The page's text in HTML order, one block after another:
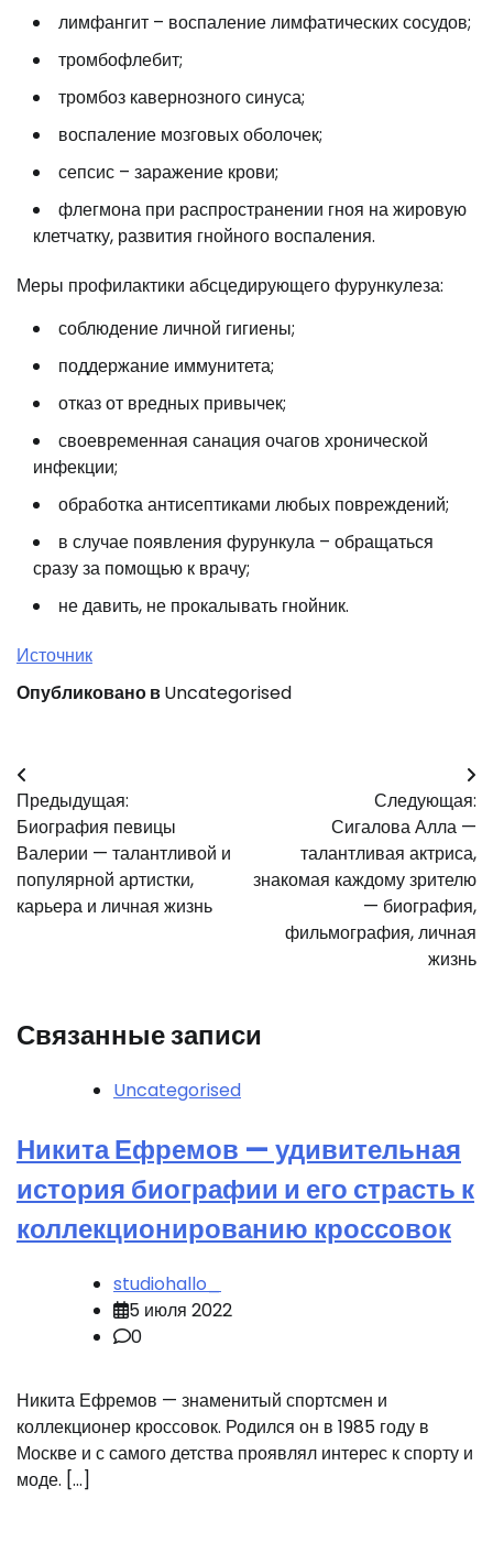
лимфангит – воспаление лимфатических сосудов;
тромбофлебит;
тромбоз кавернозного синуса;
воспаление мозговых оболочек;
сепсис – заражение крови;
флегмона при распространении гноя на жировую
клетчатку, развития гнойного воспаления.
Меры профилактики абсцедирующего фурункулеза:
соблюдение личной гигиены;
поддержание иммунитета;
отказ от вредных привычек;
своевременная санация очагов хронической
инфекции;
обработка антисептиками любых повреждений;
в случае появления фурункула – обращаться
сразу за помощью к врачу;
не давить, не прокалывать гнойник.
Источник
Опубликовано вUncategorised
Навигация
по
записям
Предыдущая:
Биография певицы
Валерии — талантливой и
популярной артистки,
карьера и личная жизнь
Следующая:
Сигалова Алла —
талантливая актриса,
знакомая каждому зрителю
— биография,
фильмография, личная
жизнь
Связанные записи
Uncategorised
Никита Ефремов — удивительная
история биографии и его страсть к
коллекционированию кроссовок
studiohallo_
5 июля 2022
0
Никита Ефремов — знаменитый спортсмен и
коллекционер кроссовок. Родился он в 1985 году в
Москве и с самого детства проявлял интерес к спорту и
моде. […]